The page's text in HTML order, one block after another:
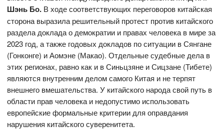
Шэнь Бо. В ходе соответствующих переговоров китайская
сторона выразила решительный протест против китайского
раздела доклада о демократии и правах человека в мире за
2023 год, а также годовых докладов по ситуации в Сянгане
(Гонконге) и Аомэне (Макао). Отдельные судебные дела в
этих регионах, равно как и в Синьцзяне и Сицзане (Тибете)
являются внутренним делом самого Китая и не терпят
внешнего вмешательства. У китайского народа свой путь в
области прав человека и недопустимо использовать
европейские формальные критерии для оправдания
нарушения китайского суверенитета.